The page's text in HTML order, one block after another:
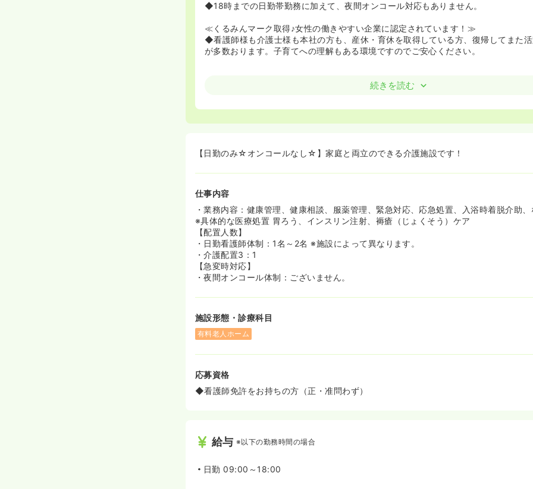
◆18時までの日勤帯勤務に加えて、夜間オンコール対応もありません。
≪くるみんマーク取得♪女性の働きやすい企業に認定されています！≫
◆看護師様も介護士様も本社の方も、産休・育休を取得している方、復帰してまた
が多数おります。子育てへの理解もある環境ですのでご安心ください。
続きを読む
【日勤のみ☆オンコールなし☆】家庭と両立のできる介護施設です！
仕事内容
・業務内容：健康管理、健康相談、服薬管理、緊急対応、応急処置、入浴時着脱介助
※具体的な医療処置 胃ろう、インスリン注射、褥瘡（じょくそう）ケア
【配置人数】
・日勤看護師体制：1名～2名 ※施設によって異なります。
・介護配置3：1
【急変時対応】
・夜間オンコール体制：ございません。
施設形態・診療科目
有料老人ホーム
応募資格
◆看護師免許をお持ちの方（正・准問わず）
給与 ※以下の勤務時間の場合
日勤 09:00～18:00